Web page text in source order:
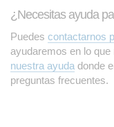
¿Necesitas ayuda
Puedes contactarnos
ayudaremos en lo
nuestra ayuda donde
preguntas frecuentes.